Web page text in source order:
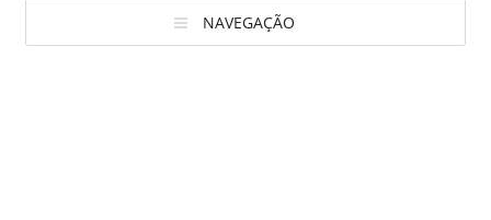
NAVEGAÇÃO